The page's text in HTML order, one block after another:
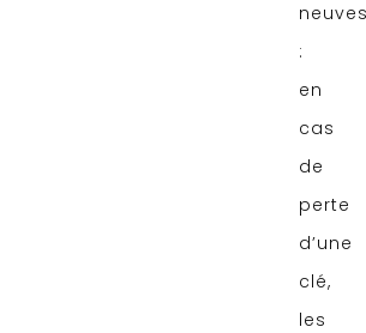
:
en
cas
de
perte
d’une
clé,
les